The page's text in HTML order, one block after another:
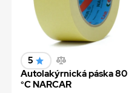
5
Autolakýrnická páska 80
°C NARCAR